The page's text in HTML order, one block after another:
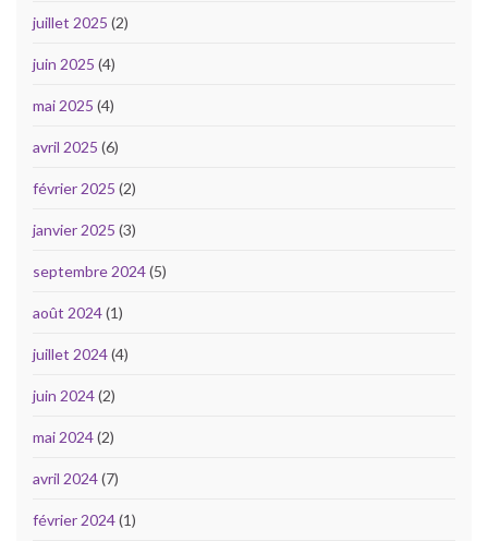
juillet 2025 (2)
juin 2025 (4)
mai 2025 (4)
avril 2025 (6)
février 2025 (2)
janvier 2025 (3)
septembre 2024(5)
août 2024(1)
juillet 2024(4)
juin 2024(2)
mai 2024(2)
avril 2024(7)
février 2024(1)